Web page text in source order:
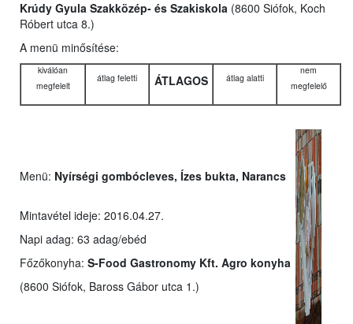
Krúdy Gyula Szakközép- és Szakiskola (8600 Siófok, Koch
Róbert utca 8.)
A menü minősítése:
kiválóan
megfelelt
átlag feletti ÁTLAGOS átlag alatti
nem
megfelelő
Menü: Nyírségi gombócleves, Ízes bukta, Narancs
Mintavétel ideje: 2016.04.27.
Napi adag: 63 adag/ebéd
Főzőkonyha: S-Food Gastronomy Kft. Agro konyha
(8600 Siófok, Baross Gábor utca 1.)